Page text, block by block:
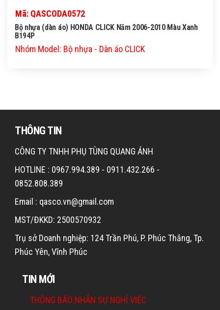
Mã: QASCODA0572
Bộ nhựa (dàn áo) HONDA CLICK Năm 2006-2010 Màu Xanh
B194P
Nhóm Model: Bộ nhựa - Dàn áo CLICK
THÔNG TIN
CÔNG TY TNHH PHỤ TÙNG QUANG ÁNH
HOTLINE : 0967.994.389 - 0911.432.266 -
0852.808.389
Email : qasco.vn@gmail.com
MST/ĐKKD: 2500570932
Trụ sở Doanh nghiệp: 124 Trần Phú, P. Phúc Thắng, Tp.
Phúc Yên, Vĩnh Phúc
TIN MỚI
THÔNG BÁO NHÂN SỰ NGHỈ VIỆC